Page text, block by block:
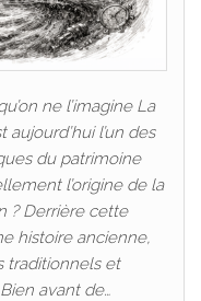
ne l’imagine La
aujourd’hui l’un des
du patrimoine
l’origine de la
? Derrière cette
histoire ancienne,
traditionnels et
avant de…